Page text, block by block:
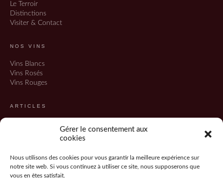
Gérer le consentement aux
cookies
Nous utilisons des cookies pour vous garantir la meilleure expérience sur
notre site web. Si vous continuez à utiliser ce site, nous supposerons que
vous en êtes satisfait.
Le Terroir
Distinctions
Visiter & Contact
NOS VINS
Vins Blancs
Vins Rosés
Vins Rouges
ARTICLES
INFORMATIONS
Mentions légales